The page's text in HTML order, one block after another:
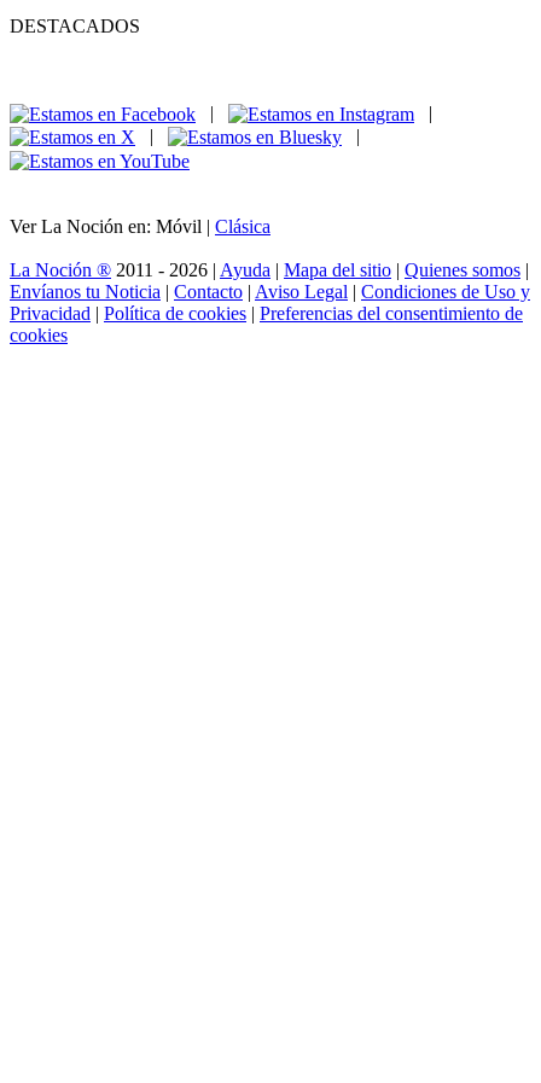
DESTACADOS
|
|
|
|
Ver La Noción en: Móvil | Clásica
La Noción ® 2011 - 2026 | Ayuda | Mapa del sitio | Quienes somos |
Envíanos tu Noticia | Contacto | Aviso Legal | Condiciones de Uso y
Privacidad | Política de cookies | Preferencias del consentimiento de
cookies